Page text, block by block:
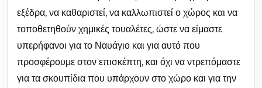
εξέδρα, να καθαριστεί, να καλλωπιστεί ο χώρος και να
τοποθετηθούν χημικές τουαλέτες, ώστε να είμαστε
υπερήφανοι για το Ναυάγιο και για αυτό που
προσφέρουμε στον επισκέπτη, και όχι να ντρεπόμαστε
για τα σκουπίδια που υπάρχουν στο χώρο και για την